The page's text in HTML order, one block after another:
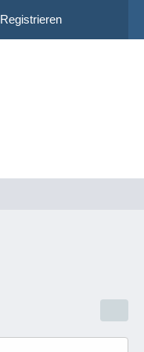
Registrieren